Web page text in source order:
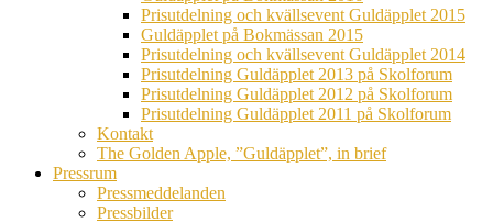
Prisutdelning och kvällsevent Guldäpplet 2015
Guldäpplet på Bokmässan 2015
Prisutdelning och kvällsevent Guldäpplet 2014
Prisutdelning Guldäpplet 2013 på Skolforum
Prisutdelning Guldäpplet 2012 på Skolforum
Prisutdelning Guldäpplet 2011 på Skolforum
Kontakt
The Golden Apple, ”Guldäpplet”, in brief
Pressrum
Pressmeddelanden
Pressbilder